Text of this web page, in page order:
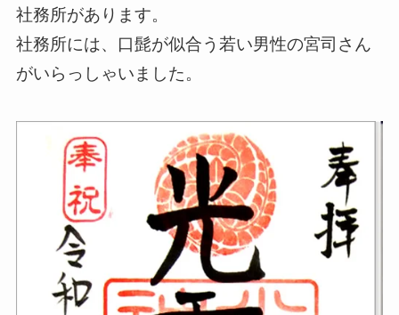
社務所があります。
社務所には、口髭が似合う若い男性の宮司さん
がいらっしゃいました。